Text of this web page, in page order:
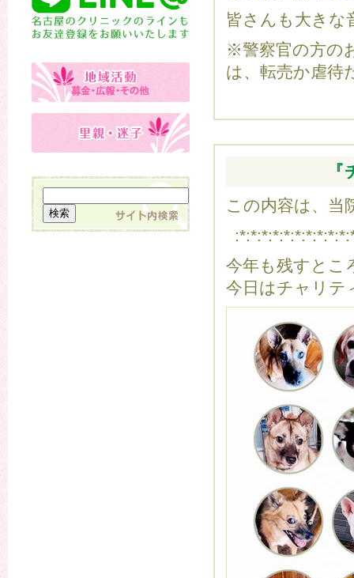
皆さんも大きな
※警察官の方の
は、転売か虐待
この内容は、当
今年も残すとこ
今日はチャリテ